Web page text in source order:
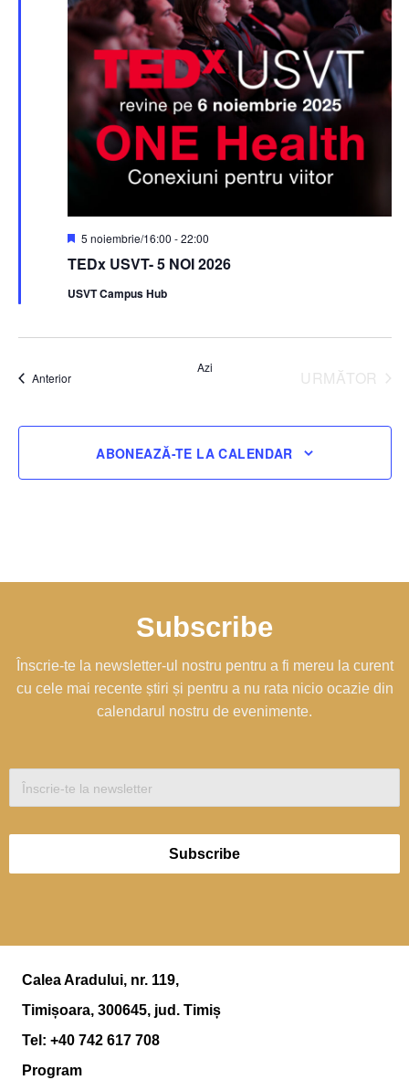
TEDx USVT- 5 NOI 2026
Reprezentativ
5 noiembrie/16:00 -22:00
USVT Campus Hub
AnteriorEvenimente
Azi
URMĂTOR
ABONEAZĂ-TE LA CALENDAR
Subscribe
Înscrie-te la newsletter-ul nostru pentru a fi mereu la curent
cu cele mai recente știri și pentru a nu rata nicio ocazie din
calendarul nostru de evenimente.
Subscribe
Calea Aradului, nr. 119,
Timișoara, 300645, jud. Timiș
Tel: ‪+40 742 617 708
Program